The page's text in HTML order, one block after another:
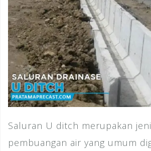
Saluran U ditch merupakan
pembuangan air yang umum